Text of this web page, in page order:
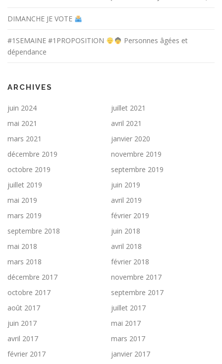
DIMANCHE JE VOTE
#1SEMAINE #1PROPOSITION
Personnes âgées et
dépendance
ARCHIVES
juin 2024
juillet 2021
mai 2021
avril 2021
mars 2021
janvier 2020
décembre 2019
novembre 2019
octobre 2019
septembre 2019
juillet 2019
juin 2019
mai 2019
avril 2019
mars 2019
février 2019
septembre 2018
juin 2018
mai 2018
avril 2018
mars 2018
février 2018
décembre 2017
novembre 2017
octobre 2017
septembre 2017
août 2017
juillet 2017
juin 2017
mai 2017
avril 2017
mars 2017
février 2017
janvier 2017